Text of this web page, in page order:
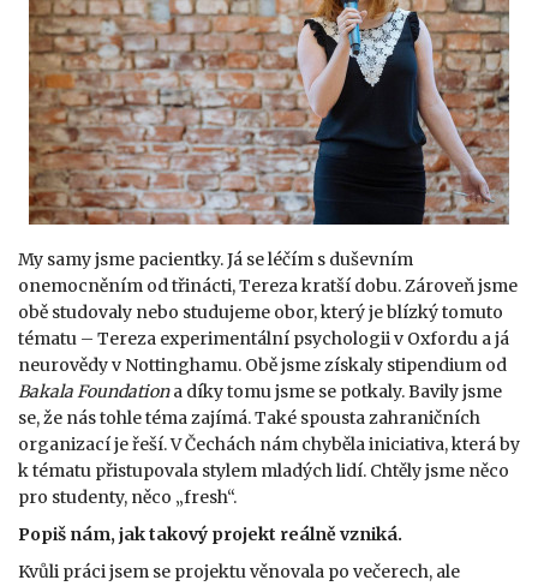
My samy jsme pacientky. Já se léčím s duševním
onemocněním od třinácti, Tereza kratší dobu. Zároveň jsme
obě studovaly nebo studujeme obor, který je blízký tomuto
tématu – Tereza experimentální psychologii v Oxfordu a já
neurovědy v Nottinghamu. Obě jsme získaly stipendium od
Bakala Foundationa díky tomu jsme se potkaly. Bavily jsme
se, že nás tohle téma zajímá. Také spousta zahraničních
organizací je řeší. V Čechách nám chyběla iniciativa, která by
k tématu přistupovala stylem mladých lidí. Chtěly jsme něco
pro studenty, něco „fresh“.
Popiš nám, jak takový projekt reálně vzniká.
Kvůli práci jsem se projektu věnovala po večerech, ale